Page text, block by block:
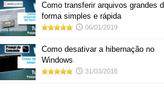
Como transferir arquivos grandes
forma simples e rápida
06/01/2019
Como desativar a hibernação no
Windows
31/03/2018